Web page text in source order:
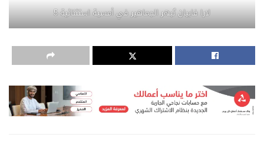
لارا فابيان تُبهر الجماهير في أمسية استثنائية 5